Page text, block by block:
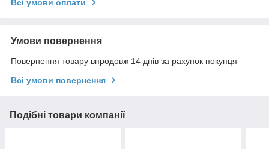
Всі умови оплати
Умови повернення
Повернення товару впродовж 14 днів за рахунок покупця
Всі умови повернення
Подібні товари компанії